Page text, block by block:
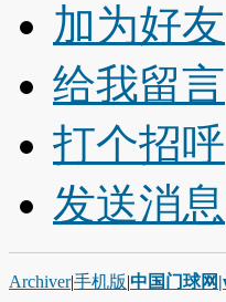
加为好友
给我留言
打个招呼
发送消息
Archiver|手机版|中国门球网